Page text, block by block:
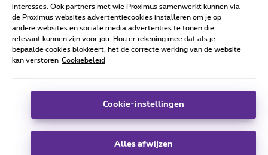
Alle rechten voorbehouden. © Proximus
Algemene voorwaarden, consumenteninfo
Deze website is gecreëerd en wordt beheerd conform het
Koning Albert II-laan 27 - B-1030 Brussel.
interesses. Ook partners met wie Proximus samenwerkt kunnen via
de Proximus websites advertentiecookies installeren om je op
andere websites en sociale media advertenties te tonen die
relevant kunnen zijn voor jou. Hou er rekening mee dat als je
bepaalde cookies blokkeert, het de correcte werking van de website
kan verstoren Cookiebeleid
Cookie-instellingen
Alles afwijzen